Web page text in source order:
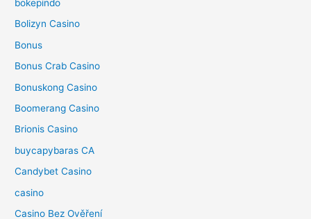
bokepindo
Bolizyn Casino
Bonus
Bonus Crab Casino
Bonuskong Casino
Boomerang Casino
Brionis Casino
buycapybaras CA
Candybet Casino
casino
Casino Bez Ověření